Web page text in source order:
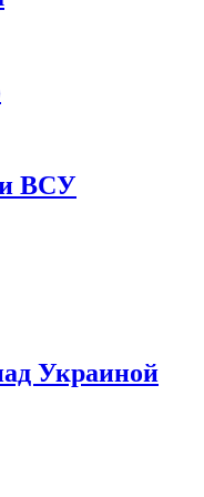
ВСУ
Украиной